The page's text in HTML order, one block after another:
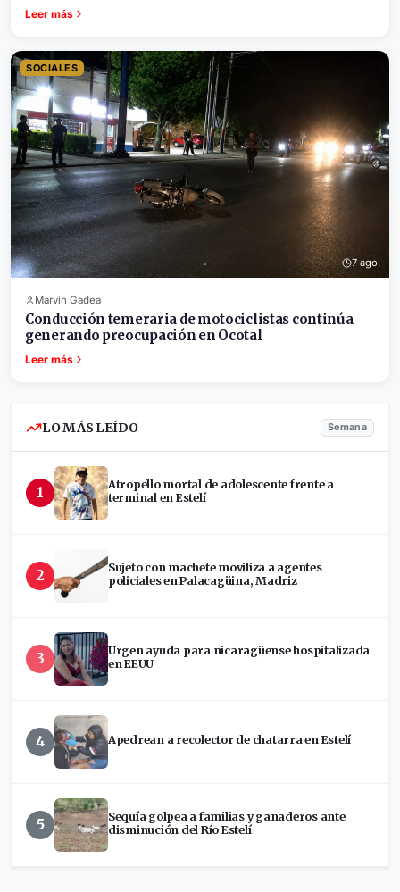
Leer más
SOCIALES
7 ago.
Marvin Gadea
Conducción temeraria de motociclistas continúa
generando preocupación en Ocotal
Leer más
LO MÁS LEÍDO Semana
1
Atropello mortal de adolescente frente a
terminal en Estelí
2
Sujeto con machete moviliza a agentes
policiales en Palacagüina, Madriz
3
Urgen ayuda para nicaragüense hospitalizada
en EEUU
4 Apedrean a recolector de chatarra en Estelí
5
Sequía golpea a familias y ganaderos ante
disminución del Río Estelí